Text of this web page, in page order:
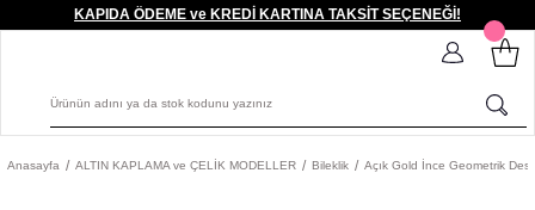
KAPIDA ÖDEME ve KREDİ KARTINA TAKSİT SEÇENEĞİ!
Anasayfa ALTIN KAPLAMA ve ÇELİK MODELLER Bileklik Açık Gold İnce Geometrik